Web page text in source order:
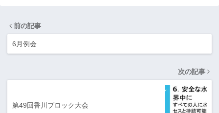
前の記事
6月例会
次の記事
第49回香川ブロック大会